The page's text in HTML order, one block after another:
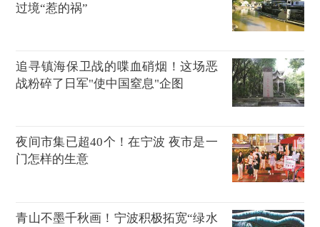
过境“惹的祸”
追寻镇海保卫战的喋血硝烟！这场恶
战粉碎了日军"使中国窒息"企图
夜间市集已超40个！在宁波 夜市是一
门怎样的生意
青山不墨千秋画！宁波积极拓宽“绿水